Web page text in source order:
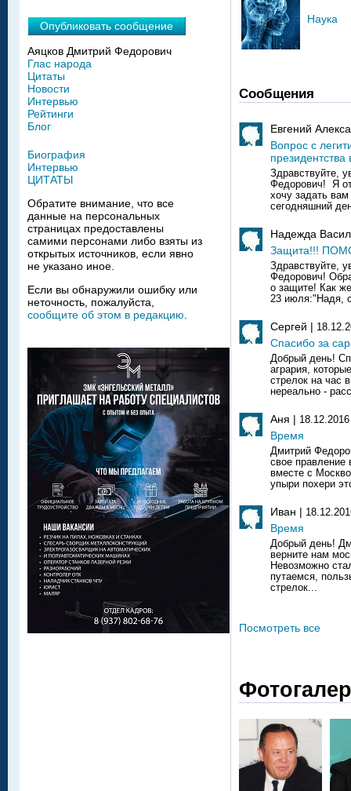
Наука
Сообщения
Евгений
Вопрос с
Здравствуйте,
Федорович! Я
хочу задать
сегодняшний
Надежда
Защита!!!
Здравствуйте,
Федорович!
о защите! Как
23 июля:"Надя,
Сергей |
Спасибо за
Добрый день!
агрария,
стрелок на час
нереально -
Аня | 18.12.2016
Время
Дмитрий
свое
вместе с
упыри похери
Иван |
Время
Добрый день!
верните нам
Невозможно
путаемся,
стрелок...
Посмотреть все
Опубликовать сообщение
Аяцков Дмитрий Федорович
Глас народа
Цитаты
Новости
Интервью
Рейтинги
Блог
Биография
Интервью
ЦИТАТЫ
Обратите внимание, что все
данные на персональных
страницах предоставлены
самими персонами либо взяты из
открытых источников, если явно
не указано иное.
Если вы обнаружили ошибку или
неточность, пожалуйста,
сообщите об этом в редакцию